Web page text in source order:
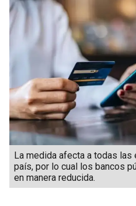
La medida afecta a todas las
país, por lo cual los bancos
en manera reducida.